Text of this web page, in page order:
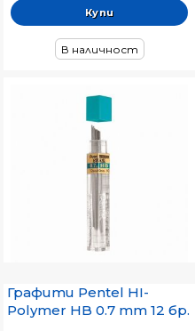
В наличност
Графити Pentel HI-
Polymer HB 0.7 mm 12 бр.